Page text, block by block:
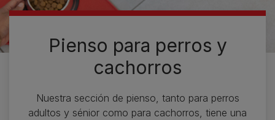
Pienso para perros y
cachorros
Nuestra sección de pienso, tanto para perros
adultos y sénior como para cachorros, tiene una